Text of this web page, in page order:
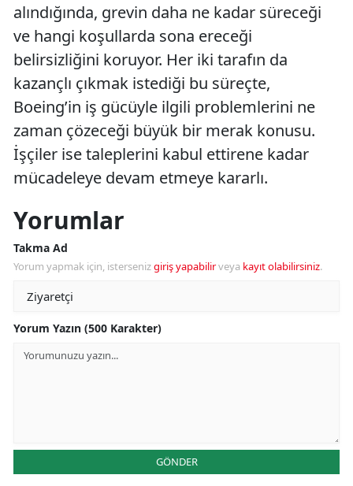
alındığında, grevin daha ne kadar süreceği
ve hangi koşullarda sona ereceği
belirsizliğini koruyor. Her iki tarafın da
kazançlı çıkmak istediği bu süreçte,
Boeing’in iş gücüyle ilgili problemlerini ne
zaman çözeceği büyük bir merak konusu.
İşçiler ise taleplerini kabul ettirene kadar
mücadeleye devam etmeye kararlı.
Yorumlar
Takma Ad
Yorum yapmak için, istersenizgiriş yapabilirveya kayıt olabilirsiniz.
Yorum Yazın (500 Karakter)
GÖNDER